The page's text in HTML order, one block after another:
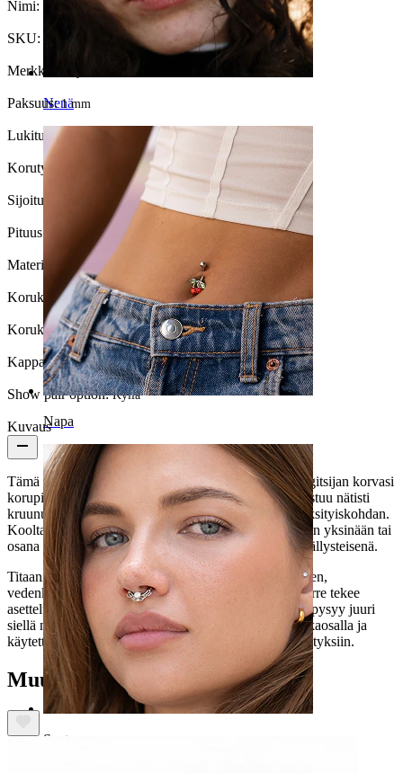
Nenä
Napa
Septum
Nimi: Titaanilabret tähtikivellä
SKU:
Merkki:
Paksuus:1 mm
Lukitustyyppi: Sisäkierteet
Korutyyppi: Minilabret, Labret, Flatback
Sijoitus: Tragus, Korvalehti, Helix, Conch
Pituus:
Materiaali: Titaani
Korukiven väri:Läpinäkyvä
Korukiven tyyppi:Kuutiollinen zirkonia
Kappalemäärä:1
Show pair option:Kyllä
Kuvaus
Tämä titaanilabret tähtikivellä luo selkeän katseenvangitsijan korvasi
korupinoon. Yksi tähdenmuotoiseksi hiottu korukivi istuu nätisti
kruunuistutuksen avulla, tuoden koruun rauhallisen yksityiskohdan.
Kooltaan pieni koru on helppo pinota ja se toimii hyvin yksinään tai
osana muita suosikkejasi. Saatavilla kulta- ja hopeapäällysteisenä.
Titaanimateriaalinsa ansiosta koru on hypoallergeeninen,
vedenkestävä ja riittävän luja arkikäyttöönkin. Sisäkierre tekee
asettelusta sulavaa ja istuvuudesta varmaa, joten koru pysyy juuri
siellä missä sen pitää. Koru on suunniteltu flatback-takaosalla ja
käytettäväksi conch-, helix-, korvalehti- ja tragus-lävistyksiin.
Muut ostivat myös